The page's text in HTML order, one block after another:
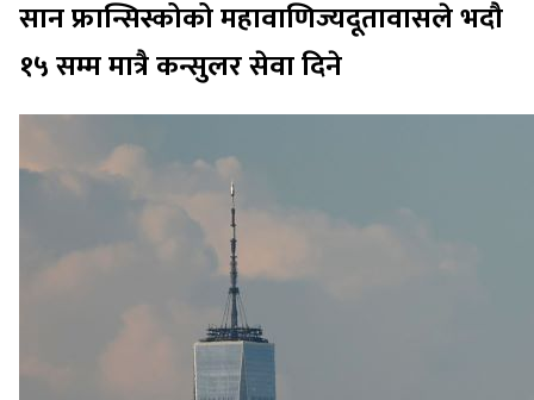
सान फ्रान्सिस्कोको महावाणिज्यदूतावासले भदौ
१५ सम्म मात्रै कन्सुलर सेवा दिने